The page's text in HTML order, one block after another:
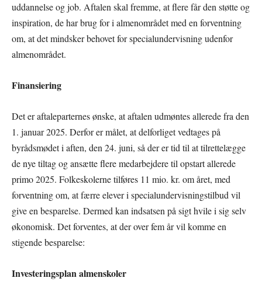
uddannelse og job. Aftalen skal fremme, at flere får den støtte og
inspiration, de har brug for i almenområdet med en forventning
om, at det mindsker behovet for specialundervisning udenfor
almenområdet.
Finansiering
Det er aftaleparternes ønske, at aftalen udmøntes allerede fra den
1. januar 2025. Derfor er målet, at delforliget vedtages på
byrådsmødet i aften, den 24. juni, så der er tid til at tilrettelægge
de nye tiltag og ansætte flere medarbejdere til opstart allerede
primo 2025. Folkeskolerne tilføres 11 mio. kr. om året, med
forventning om, at færre elever i specialundervisningstilbud vil
give en besparelse. Dermed kan indsatsen på sigt hvile i sig selv
økonomisk. Det forventes, at der over fem år vil komme en
stigende besparelse:
Investeringsplan almenskoler